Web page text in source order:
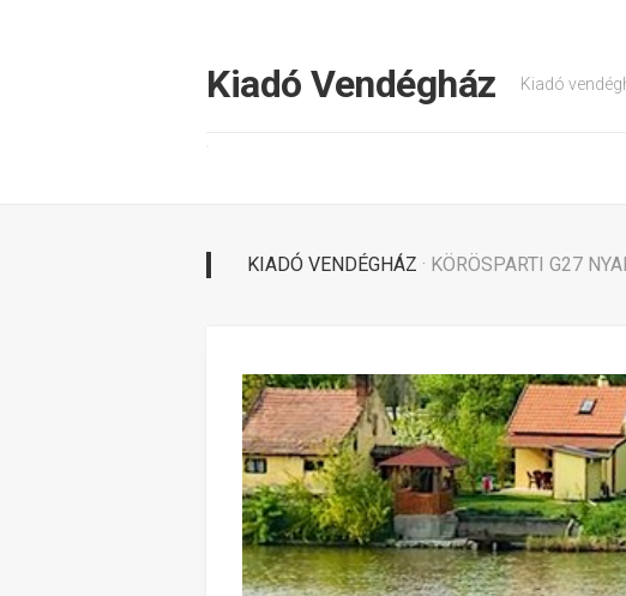
Kiadó Vendégház Kiadó
KIADÓ VENDÉGHÁZ · KÖRÖSPARTI G27